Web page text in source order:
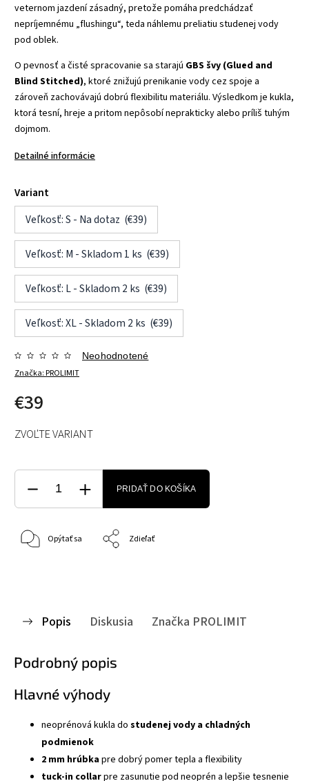
veternom jazdení zásadný, pretože pomáha predchádzať
nepríjemnému „flushingu“, teda náhlemu preliatiu studenej vody
pod oblek.
O pevnosť a čisté spracovanie sa starajú GBS švy (Glued and
Blind Stitched), ktoré znižujú prenikanie vody cez spoje a
zároveň zachovávajú dobrú flexibilitu materiálu. Výsledkom je kukla,
ktorá tesní, hreje a pritom nepôsobí neprakticky alebo príliš tuhým
dojmom.
Detailné informácie
Variant
Veľkosť: S - Na dotaz (€39)
Veľkosť: M - Skladom 1 ks (€39)
Veľkosť: L - Skladom 2 ks (€39)
Veľkosť: XL - Skladom 2 ks (€39)
Značka:PROLIMIT
Neohodnotené
€39
ZVOĽTE VARIANT
PRIDAŤ DO KOŠÍKA
Opýtať sa Zdieľať
Popis Diskusia Značka PROLIMIT
Podrobný popis
Hlavné výhody
neoprénová kukla do studenej vody a chladných
podmienok
2 mm hrúbkapre dobrý pomer tepla a flexibility
tuck-in collarpre zasunutie pod neoprén a lepšie tesnenie